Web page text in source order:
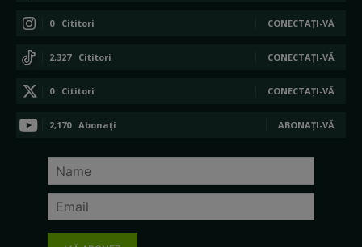
0 Cititori CONECTAȚI-VĂ
2,327 Cititori CONECTAȚI-VĂ
0 Cititori CONECTAȚI-VĂ
2,170 Abonați ABONAȚI-VĂ